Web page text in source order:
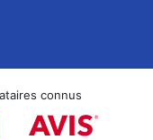
connus